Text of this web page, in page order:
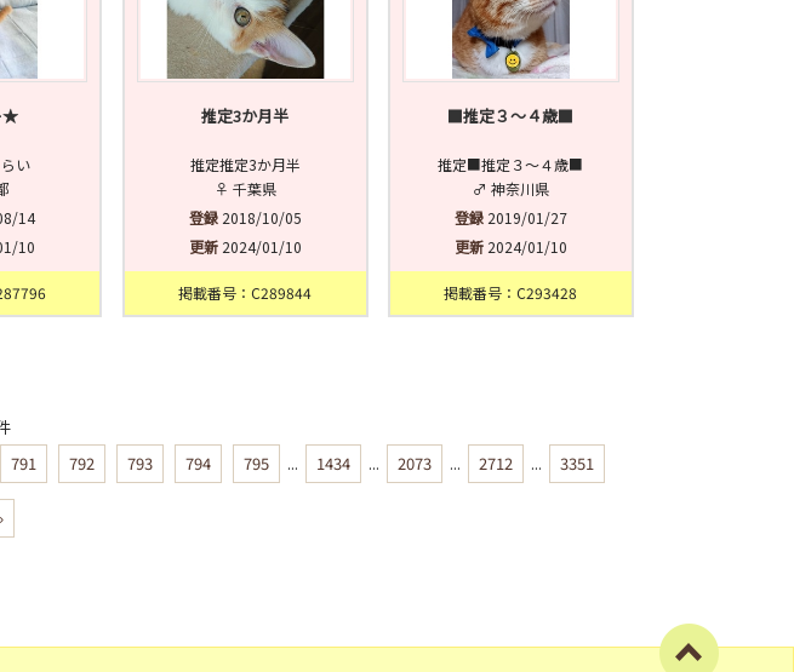
★
い
14
10
推定3か月半
推定推定3か月半
♀ 千葉県
登録2018/10/05
更新2024/01/10
掲載番号：C289844
■推定３〜４歳■
推定■推定３〜４歳■
♂ 神奈川県
登録2019/01/27
更新2024/01/10
掲載番号：C293428
791 792 793 794 795 ... 1434 ... 2073 ... 2712 ... 3351